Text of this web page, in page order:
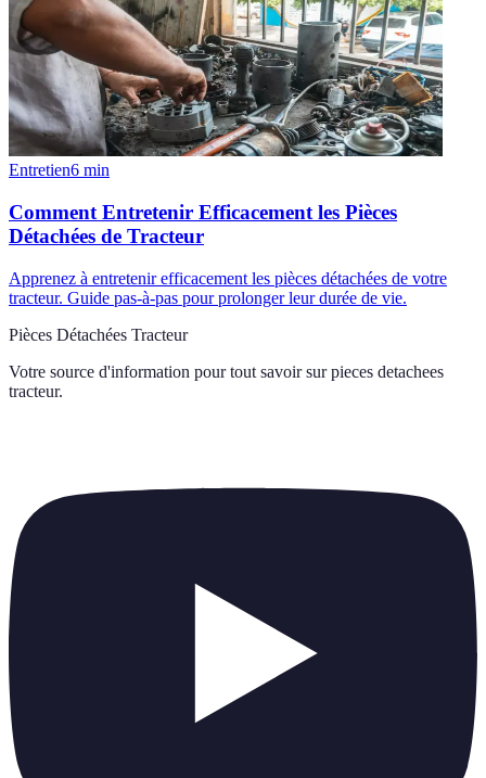
Entretien6 min
Comment Entretenir Efficacement les Pièces
Détachées de Tracteur
Apprenez à entretenir efficacement les pièces détachées de votre
tracteur. Guide pas-à-pas pour prolonger leur durée de vie.
Pièces Détachées Tracteur
Votre source d'information pour tout savoir sur pieces detachees
tracteur.